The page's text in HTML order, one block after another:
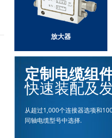
放大器
定制电缆组
快速装配及
从超过1,000个连接器选项和
同轴电缆型号中选择.